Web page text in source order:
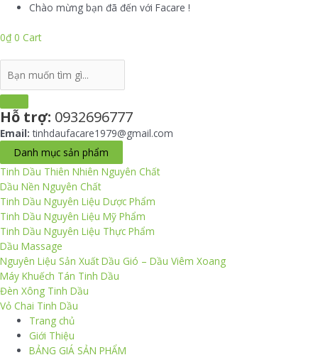
Skip
content
Chào mừng bạn đã đến với Facare !
0₫ 0 Cart
Hỗ trợ: 0932696777
Email: tinhdaufacare1979@gmail.com
Danh mục sản phẩm
Tinh Dầu Thiên Nhiên Nguyên Chất
Dầu Nền Nguyên Chất
Tinh Dầu Nguyên Liệu Dược Phẩm
Tinh Dầu Nguyên Liệu Mỹ Phẩm
Tinh Dầu Nguyên Liệu Thực Phẩm
Dầu Massage
Nguyên Liệu Sản Xuất Dầu Gió – Dầu Viêm Xoang
Máy Khuếch Tán Tinh Dầu
Đèn Xông Tinh Dầu
Vỏ Chai Tinh Dầu
Trang chủ
Giới Thiệu
BẢNG GIÁ SẢN PHẨM